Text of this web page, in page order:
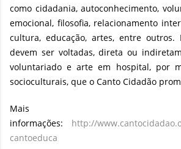
como cidadania, autoconhecimento,
emocional, filosofia, relacionamento
cultura, educação, artes, entre outros.
devem ser voltadas, direta ou
voluntariado e arte em hospital, por
socioculturais, que o Canto Cidadão
Mais
informações: http://
cantoeduca